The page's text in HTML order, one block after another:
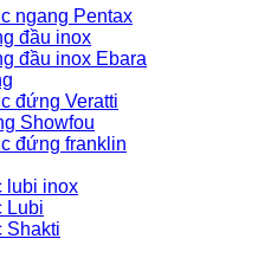
ngang Pentax
đầu inox
đầu inox Ebara
đứng Veratti
Showfou
đứng franklin
lubi inox
Lubi
Shakti